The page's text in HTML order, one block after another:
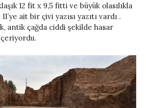
12 fit x 9,5 fitti ve büyük olasılıkla
ait bir çivi yazısı yazıtı vardı .
antik çağda ciddi şekilde hasar